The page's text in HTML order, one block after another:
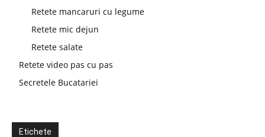
Retete mancaruri cu legume
Retete mic dejun
Retete salate
Retete video pas cu pas
Secretele Bucatariei
Etichete